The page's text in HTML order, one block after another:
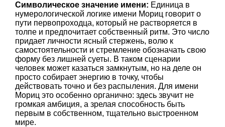
Символическое значение имени: Единица в
нумерологической логике имени Мориц говорит о
пути первопроходца, который не растворяется в
толпе и предпочитает собственный ритм. Это число
придает личности ясный стержень, волю к
самостоятельности и стремление обозначать свою
форму без лишней суеты. В таком сценарии
человек может казаться замкнутым, но на деле он
просто собирает энергию в точку, чтобы
действовать точно и без распыления. Для имени
Мориц это особенно органично: здесь звучит не
громкая амбиция, а зрелая способность быть
первым в собственном, тщательно выстроенном
мире.